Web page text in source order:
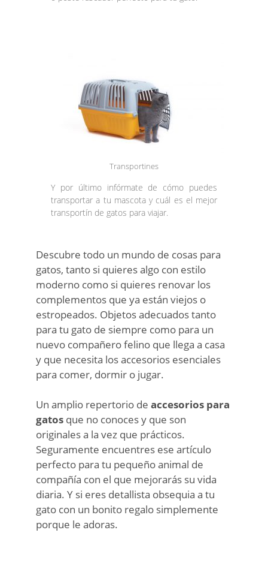
Transportines
Y por último infórmate de cómo puedes
transportar a tu mascota y cuál es el mejor
transportín de gatos para viajar.
Descubre todo un mundo de cosas para
gatos, tanto si quieres algo con estilo
moderno como si quieres renovar los
complementos que ya están viejos o
estropeados. Objetos adecuados tanto
para tu gato de siempre como para un
nuevo compañero felino que llega a casa
y que necesita los accesorios esenciales
para comer, dormir o jugar.
Un amplio repertorio de accesorios para
gatos que no conoces y que son
originales a la vez que prácticos.
Seguramente encuentres ese artículo
perfecto para tu pequeño animal de
compañía con el que mejorarás su vida
diaria. Y si eres detallista obsequia a tu
gato con un bonito regalo simplemente
porque le adoras.